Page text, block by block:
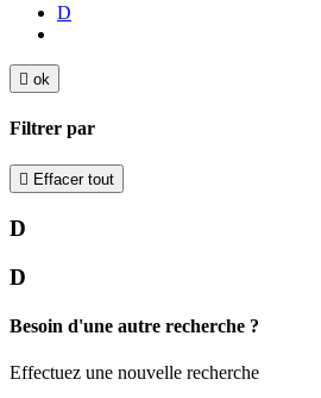
D
 ok
Filtrer par
 Effacer tout
D
D
Besoin d'une autre recherche ?
Effectuez une nouvelle recherche